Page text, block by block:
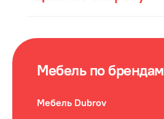
Мебель по брендам
Мебель Dubrov